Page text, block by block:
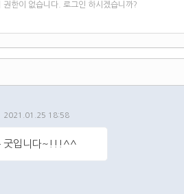
권한이 없습니다. 로그인 하시겠습니까?
2021.01.25 18:58
굿입니다~!!!^^